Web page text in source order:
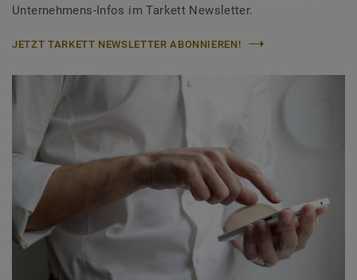
Unternehmens-Infos im Tarkett Newsletter.
JETZT TARKETT NEWSLETTER ABONNIEREN!